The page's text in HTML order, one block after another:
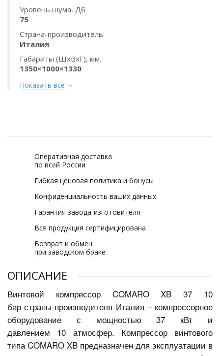
Уровень шума, Дб
75
Страна-производитель
Италия
Габариты (ШхВхГ), мм.
1350×1000×1330
Показать все
Оперативная доставка
по всей России
Гибкая ценовая политика и бонусы
Конфиденциальность ваших данных
Гарантия завода-изготовителя
Вся продукция сертифицирована
Возврат и обмен
при заводском браке
ОПИСАНИЕ
Винтовой компрессор COMARO XB 37 10
бар страны-производителя Италия – компрессорное
оборудование с мощностью 37 кВт и
давлением 10 атмосфер. Компрессор винтового
типа COMARO XB предназначен для эксплуатации в